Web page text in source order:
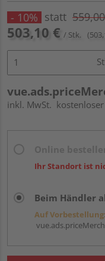
- 10% statt
503,10 € / Stk.
inkl. MwSt.
Ihr Standort ist
Beim Händler
Auf Vorbestellung: